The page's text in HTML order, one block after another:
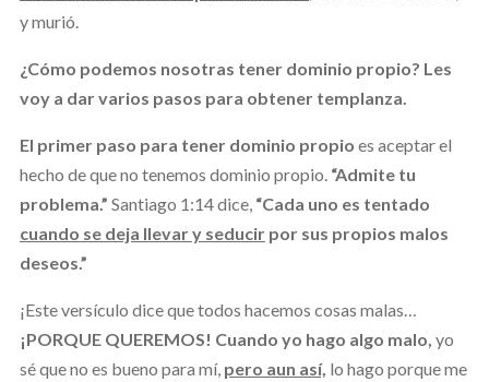
y murió.
¿Cómo podemos nosotras tener dominio propio? Les
voy a dar varios pasos para obtener templanza.
El primer paso para tener dominio propio es aceptar el
hecho de que no tenemos dominio propio. “Admite tu
problema.” Santiago 1:14 dice, “Cada uno es tentado
cuando se deja llevar y seducirpor sus propios malos
deseos.”
¡Este versículo dice que todos hacemos cosas malas…
¡PORQUE QUEREMOS! Cuando yo hago algo malo, yo
sé que no es bueno para mí, pero aun así, lo hago porque me